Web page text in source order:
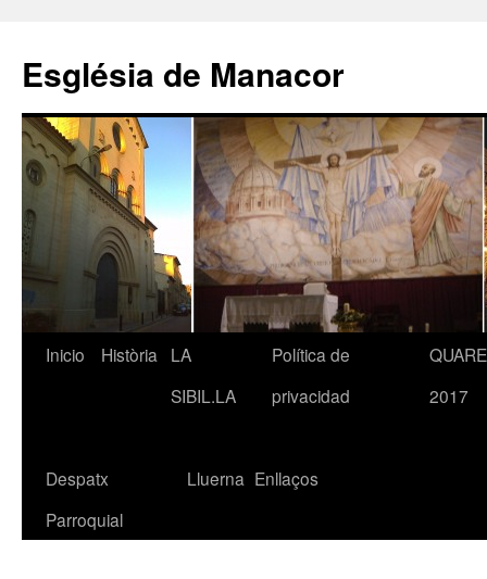
contenido
Església de Manacor
Inicio Història
LA
SIBIL.LA
Política de
privacidad
2017
Despatx
Parroquial
Lluerna Enllaços